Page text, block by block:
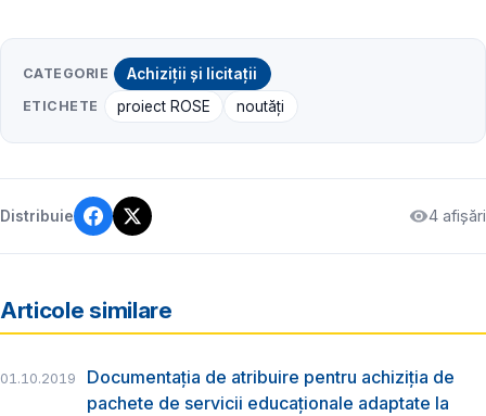
CATEGORIE Achiziții și licitații
ETICHETE proiect ROSE noutăți
Distribuie 4 afișări
Articole similare
01.10.2019
Documentația de atribuire pentru achiziția de
pachete de servicii educaționale adaptate la